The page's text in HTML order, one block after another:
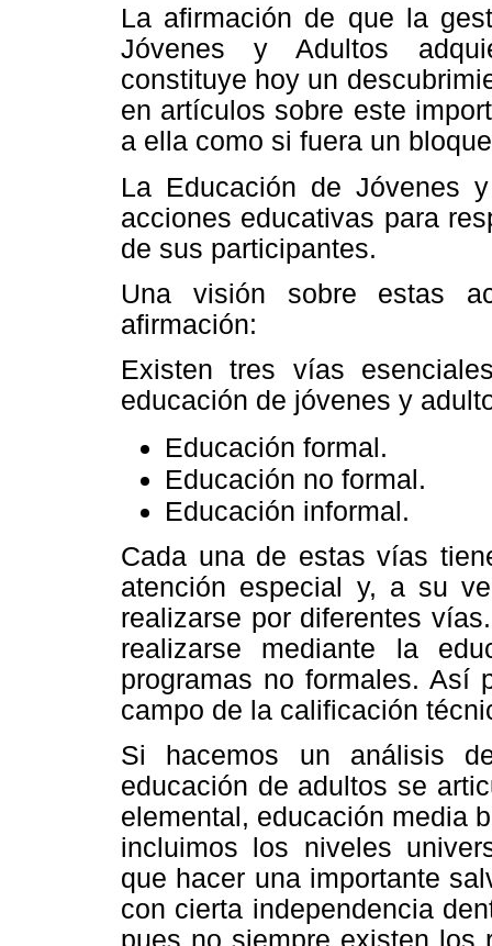
La afirmación de que la
Jóvenes y Adultos
constituye hoy un
en artículos sobre este
a ella como si fuera un
La Educación de Jóvenes
acciones educativas para
de sus participantes.
Una visión sobre estas
afirmación:
Existen tres vías
educación de jóvenes y
Educación formal.
Educación no formal.
Educación informal.
Cada una de estas vías
atención especial y, a su
realizarse por diferentes
realizarse mediante la
programas no formales. Así
campo de la calificación
Si hacemos un análisis
educación de adultos se
elemental, educación media
incluimos los niveles
que hacer una importante
con cierta independencia